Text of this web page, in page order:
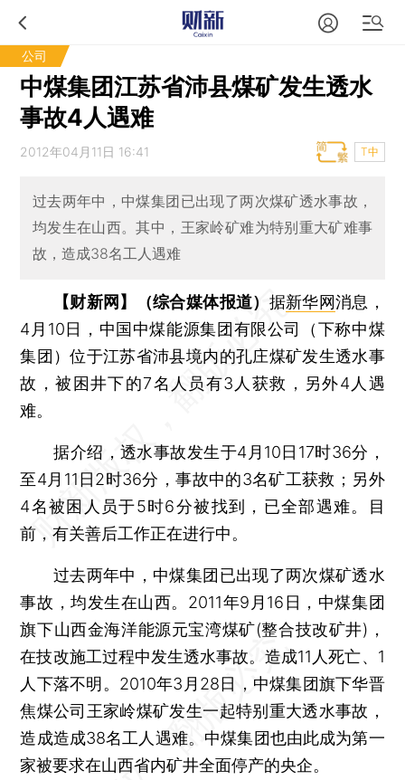
公司
中煤集团江苏省沛县煤矿发生透水
事故4人遇难
2012年04月11日 16:41 T中
过去两年中，中煤集团已出现了两次煤矿透水事故，
均发生在山西。其中，王家岭矿难为特别重大矿难事
故，造成38名工人遇难
【财新网】（综合媒体报道） 据新华网消息，
4月10日，中国中煤能源集团有限公司（下称中煤
集团）位于江苏省沛县境内的孔庄煤矿发生透水事
故，被困井下的7名人员有3人获救，另外4人遇
难。
据介绍，透水事故发生于4月10日17时36分，
至4月11日2时36分，事故中的3名矿工获救；另外
4名被困人员于5时6分被找到，已全部遇难。目
前，有关善后工作正在进行中。
过去两年中，中煤集团已出现了两次煤矿透水
事故，均发生在山西。2011年9月16日，中煤集团
旗下山西金海洋能源元宝湾煤矿(整合技改矿井)，
在技改施工过程中发生透水事故。造成11人死亡、1
人下落不明。2010年3月28日，中煤集团旗下华晋
焦煤公司王家岭煤矿发生一起特别重大透水事故，
造成造成38名工人遇难。中煤集团也由此成为第一
家被要求在山西省内矿井全面停产的央企。